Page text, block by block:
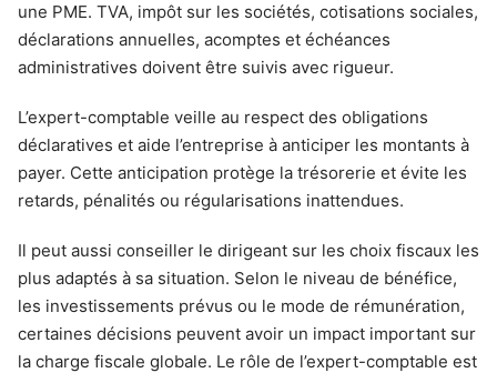
une PME. TVA, impôt sur les sociétés, cotisations sociales,
déclarations annuelles, acomptes et échéances
administratives doivent être suivis avec rigueur.
L’expert-comptable veille au respect des obligations
déclaratives et aide l’entreprise à anticiper les montants à
payer. Cette anticipation protège la trésorerie et évite les
retards, pénalités ou régularisations inattendues.
Il peut aussi conseiller le dirigeant sur les choix fiscaux les
plus adaptés à sa situation. Selon le niveau de bénéfice,
les investissements prévus ou le mode de rémunération,
certaines décisions peuvent avoir un impact important sur
la charge fiscale globale. Le rôle de l’expert-comptable est